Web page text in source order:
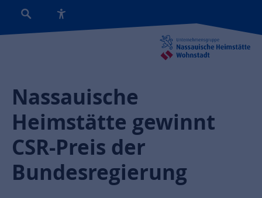
Nassauische
Heimstätte gewinnt
CSR-Preis der
Bundesregierung